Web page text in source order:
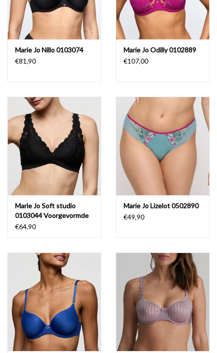
Marie Jo Nillo 0103074
€81,90
Marie Jo Odilly 0102889
€107,00
Marie Jo Soft studio
0103044 Voorgevormde
Bralette
€64,90
Marie Jo Lizelot 0502890
€49,90